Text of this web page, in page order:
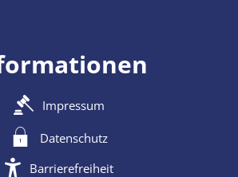
Impressum
Datenschutz
Barrierefreiheit